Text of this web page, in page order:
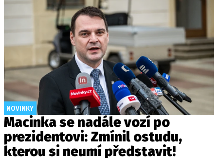
NOVINKY
Macinka se nadále vozí po
prezidentovi: Zmínil ostudu,
kterou si neumí představit!